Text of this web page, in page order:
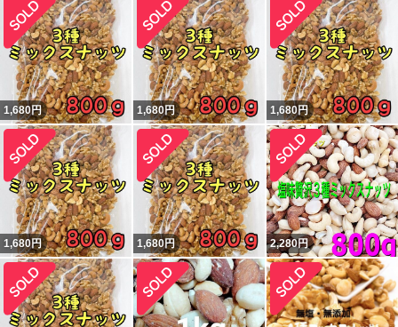
1,680円 1,680円 1,680円
1,680円 1,680円 2,280円